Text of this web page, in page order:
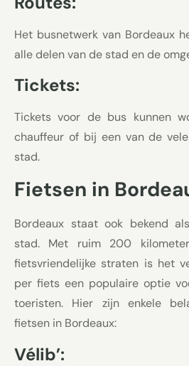
Het busnetwerk van Bordeaux
alle delen van de stad en de
Tickets:
Tickets voor de bus kunnen
chauffeur of bij een van de
stad.
Fietsen in
Bordeaux staat ook bekend
stad. Met ruim 200
fietsvriendelijke straten is het
per fiets een populaire optie
toeristen. Hier zijn enkele
fietsen in Bordeaux:
Vélib’: